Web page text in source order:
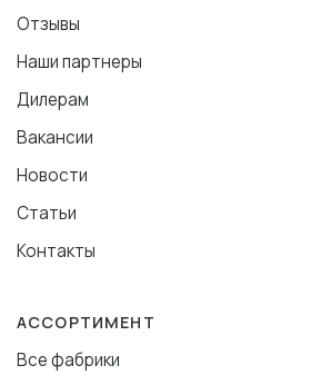
Отзывы
Наши партнеры
Дилерам
Вакансии
Новости
Статьи
Контакты
АССОРТИМЕНТ
Все фабрики